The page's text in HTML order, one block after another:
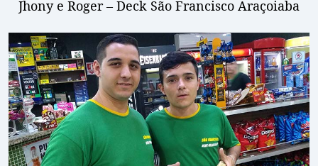
Jhony e Roger – Deck São Francisco Araçoiaba